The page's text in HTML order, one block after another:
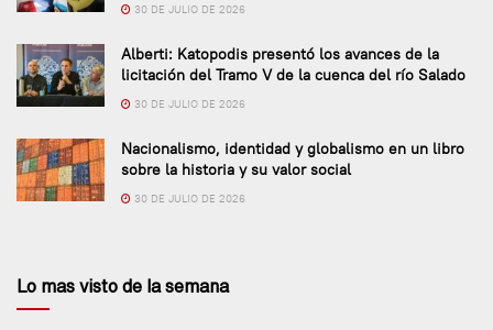
30 DE JULIO DE 2026
Alberti: Katopodis presentó los avances de la
licitación del Tramo V de la cuenca del río Salado
30 DE JULIO DE 2026
Nacionalismo, identidad y globalismo en un libro
sobre la historia y su valor social
30 DE JULIO DE 2026
Lo mas visto de la semana